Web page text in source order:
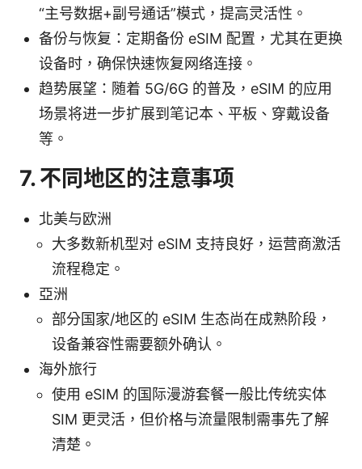
“主号数据+副号通话”模式，提高灵活性。
备份与恢复：定期备份 eSIM 配置，尤其在更换
设备时，确保快速恢复网络连接。
趋势展望：随着 5G/6G 的普及，eSIM 的应用
场景将进一步扩展到笔记本、平板、穿戴设备
等。
7. 不同地区的注意事项
北美与欧洲
大多数新机型对 eSIM 支持良好，运营商激活
流程稳定。
亞洲
部分国家/地区的 eSIM 生态尚在成熟阶段，
设备兼容性需要额外确认。
海外旅行
使用 eSIM 的国际漫游套餐一般比传统实体
SIM 更灵活，但价格与流量限制需事先了解
清楚。